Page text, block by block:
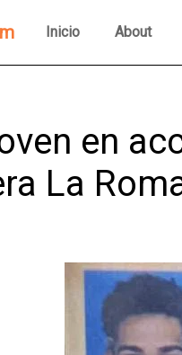
Inicio About
en
La